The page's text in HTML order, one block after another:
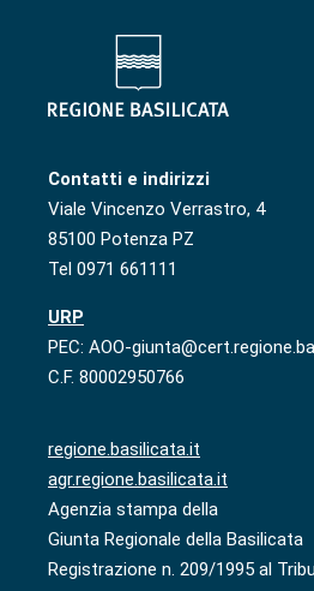
Contatti e indirizzi
Viale Vincenzo Verrastro, 4
85100 Potenza PZ
Tel 0971 661111
URP
PEC: AOO-
C.F. 80002950766
regione.basilicata.it
agr.regione.basilicata.it
Agenzia stampa della
Giunta Regionale della Basilicata
Registrazione n. 209/1995 al